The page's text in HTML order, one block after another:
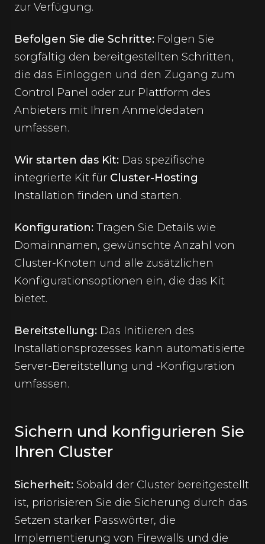
zur Verfügung.
Befolgen Sie die Schritte: Folgen Sie
sorgfältig den bereitgestellten Schritten,
die das Einloggen und den Zugang zum
Control Panel oder zur Plattform des
Anbieters mit Ihren Anmeldedaten
umfassen.
Wir starten das Kit: Das spezifische
integrierte Kit für Cluster-Hosting
Installation finden und starten.
Konfiguration: Tragen Sie Details wie
Domainnamen, gewünschte Anzahl von
Cluster-Knoten und alle zusätzlichen
Konfigurationsoptionen ein, die das Kit
bietet.
Bereitstellung: Das Initiieren des
Installationsprozesses kann automatisierte
Server-Bereitstellung und -Konfiguration
umfassen.
Sichern und konfigurieren Sie
Ihren Cluster
Sicherheit: Sobald der Cluster bereitgestellt
ist, priorisieren Sie die Sicherung durch das
Setzen starker Passwörter, die
Implementierung von Firewalls und die